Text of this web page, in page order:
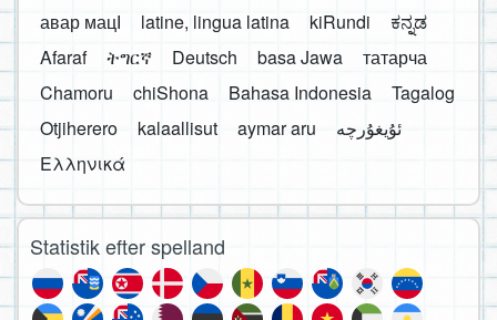
авар мацӀ
latine, lingua latina kiRundi
ಕನ್ನಡ
Afaraf
ትግርኛ Deutsch basa Jawa
татарча
Chamoru
chiShona Bahasa Indonesia
Tagalog
Otjiherero
kalaallisut aymar aru
Ελληνικά
Statistik efter spelland